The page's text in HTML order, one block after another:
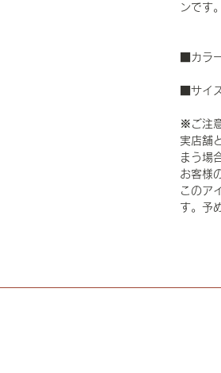
ンです。
■カラ
■サイ
※ご注
実店舗
まう場
お客様
このア
す。予